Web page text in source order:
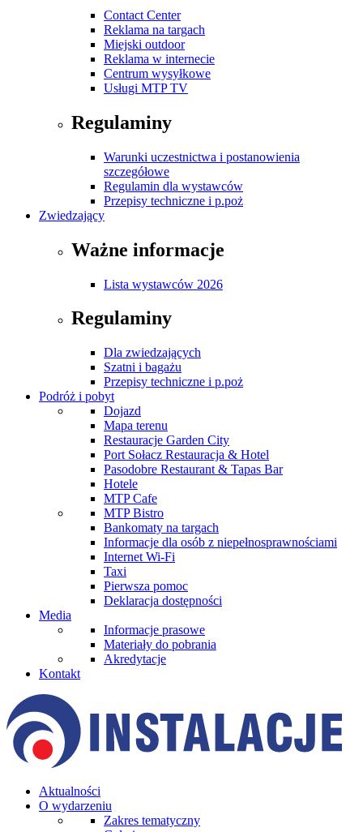
Contact Center
Reklama na targach
Miejski outdoor
Reklama w internecie
Centrum wysyłkowe
Usługi MTP TV
Regulaminy
Warunki uczestnictwa i postanowienia
szczegółowe
Regulamin dla wystawców
Przepisy techniczne i p.poż
Zwiedzający
Ważne informacje
Lista wystawców 2026
Regulaminy
Dla zwiedzających
Szatni i bagażu
Przepisy techniczne i p.poż
Podróż i pobyt
Dojazd
Mapa terenu
Restauracje Garden City
Port Sołacz Restauracja & Hotel
Pasodobre Restaurant & Tapas Bar
Hotele
MTP Cafe
MTP Bistro
Bankomaty na targach
Informacje dla osób z niepełnosprawnościami
Internet Wi-Fi
Taxi
Pierwsza pomoc
Deklaracja dostępności
Media
Informacje prasowe
Materiały do pobrania
Akredytacje
Kontakt
Aktualności
O wydarzeniu
Zakres tematyczny